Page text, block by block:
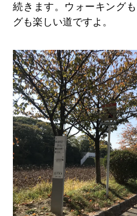
続きます。ウォーキング
グも楽しい道ですよ。